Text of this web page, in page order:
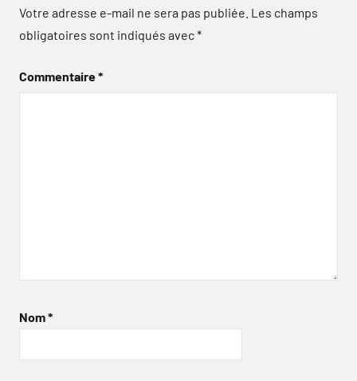
Votre adresse e-mail ne sera pas publiée. Les champs
obligatoires sont indiqués avec*
Commentaire*
Nom*